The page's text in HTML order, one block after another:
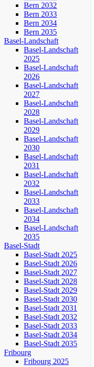
Bern 2032
Bern 2033
Bern 2034
Bern 2035
Basel-Landschaft
Basel-Landschaft
2025
Basel-Landschaft
2026
Basel-Landschaft
2027
Basel-Landschaft
2028
Basel-Landschaft
2029
Basel-Landschaft
2030
Basel-Landschaft
2031
Basel-Landschaft
2032
Basel-Landschaft
2033
Basel-Landschaft
2034
Basel-Landschaft
2035
Basel-Stadt
Basel-Stadt 2025
Basel-Stadt 2026
Basel-Stadt 2027
Basel-Stadt 2028
Basel-Stadt 2029
Basel-Stadt 2030
Basel-Stadt 2031
Basel-Stadt 2032
Basel-Stadt 2033
Basel-Stadt 2034
Basel-Stadt 2035
Fribourg
Fribourg 2025